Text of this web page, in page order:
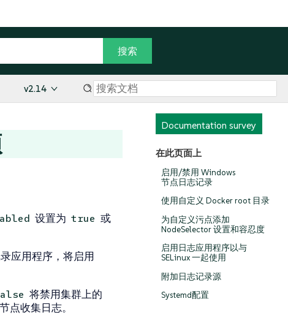
v2.14
Documentation survey
在此页面上
启用/禁用 Windows
节点日志记录
使用自定义 Docker root 目录
为自定义污点添加
NodeSelector 设置和容忍度
启用日志应用程序以与
SELinux 一起使用
附加日志记录源
Systemd配置
设置为 true 或
应用程序，将启用
将禁用集群上的
点收集日志。